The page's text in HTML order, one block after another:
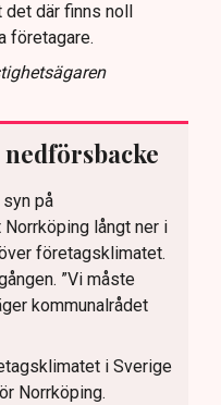
där finns noll
företagare.
på
långt ner i
företagsklimatet.
”Vi måste
kommunalrådet
i Sverige
Norrköping.